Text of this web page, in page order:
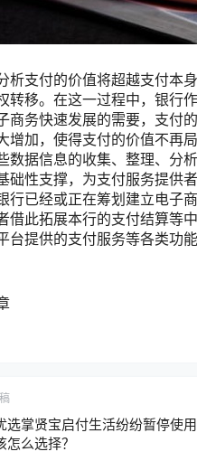
析支付的价值将超越支付本
转移。在这一过程中，银行
商务快速发展的需要，支付
增加，使得支付的价值不再
数据信息的收集、整理、分
础性支撑，为支付服务提供
行已经或正在筹划建立电子
借此拓展本行的支付结算等
台提供的支付服务等各类功
选掌贤宝启付生活纷纷暂停使
怎么选择？